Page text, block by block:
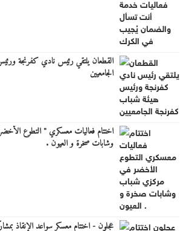
القطعان يلتقي رئيس نادي كفرنجة
الجامعيين
اختتام فعاليات معسكري " التطوع
وشابات صخرة و العيون .
عجلون - اختتام معسكر سواعد الإنقاذ بمشاركة 39 شابا و